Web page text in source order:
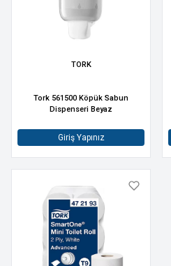
TORK
Tork 561500 Köpük Sabun
Dispenseri Beyaz
Giriş Yapınız